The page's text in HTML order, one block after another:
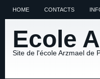
HOME CONTACTS
Ecole
Site de l'école Arzmael de